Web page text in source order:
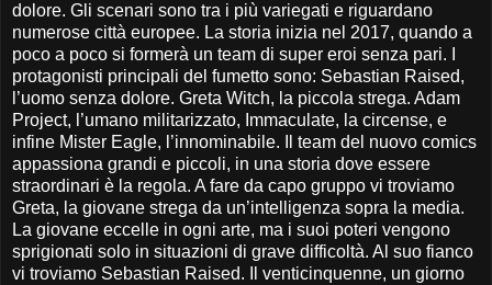
dolore. Gli scenari sono tra i più variegati e riguardano
numerose città europee. La storia inizia nel 2017, quando a
poco a poco si formerà un team di super eroi senza pari. I
protagonisti principali del fumetto sono: Sebastian Raised,
l’uomo senza dolore. Greta Witch, la piccola strega. Adam
Project, l’umano militarizzato, Immaculate, la circense, e
infine Mister Eagle, l’innominabile. Il team del nuovo comics
appassiona grandi e piccoli, in una storia dove essere
straordinari è la regola. A fare da capo gruppo vi troviamo
Greta, la giovane strega da un’intelligenza sopra la media.
La giovane eccelle in ogni arte, ma i suoi poteri vengono
sprigionati solo in situazioni di grave difficoltà. Al suo fianco
vi troviamo Sebastian Raised. Il venticinquenne, un giorno